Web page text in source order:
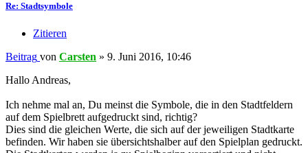
Re: Stadtsymbole
Zitieren
Beitrag von Carsten » 9. Juni 2016, 10:46
Hallo Andreas,
Ich nehme mal an, Du meinst die Symbole, die in den Stadtfeldern
auf dem Spielbrett aufgedruckt sind, richtig?
Dies sind die gleichen Werte, die sich auf der jeweiligen Stadtkarte
befinden. Wir haben sie übersichtshalber auf den Spielplan gedruckt.